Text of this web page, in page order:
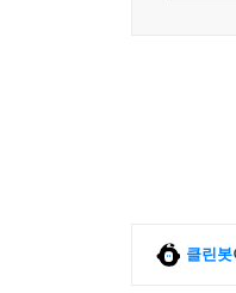
클린봇